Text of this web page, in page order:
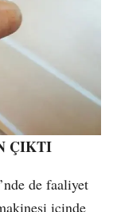
ÇIKTI
de faaliyet
içinde